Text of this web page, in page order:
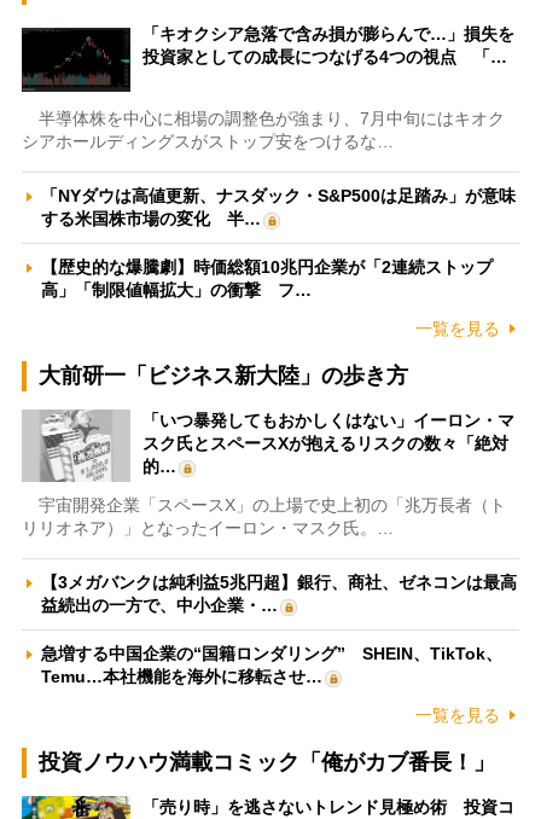
「キオクシア急落で含み損が膨らんで…」損失を
投資家としての成長につなげる4つの視点 「…
半導体株を中心に相場の調整色が強まり、7月中旬にはキオク
シアホールディングスがストップ安をつけるな…
「NYダウは高値更新、ナスダック・S&P500は足踏み」が意味
する米国株市場の変化 半…
【歴史的な爆騰劇】時価総額10兆円企業が「2連続ストップ
高」「制限値幅拡大」の衝撃 フ…
一覧を見る
大前研一「ビジネス新大陸」の歩き方
「いつ暴発してもおかしくはない」イーロン・マ
スク氏とスペースXが抱えるリスクの数々「絶対
的…
宇宙開発企業「スペースX」の上場で史上初の「兆万長者（ト
リリオネア）」となったイーロン・マスク氏。…
【3メガバンクは純利益5兆円超】銀行、商社、ゼネコンは最高
益続出の一方で、中小企業・…
急増する中国企業の“国籍ロンダリング” SHEIN、TikTok、
Temu…本社機能を海外に移転させ…
一覧を見る
投資ノウハウ満載コミック「俺がカブ番長！」
「売り時」を逃さないトレンド見極め術 投資コ